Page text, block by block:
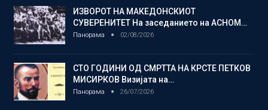
ИЗВОРОТ НА МАКЕДОНСКИОТ
СУВЕРЕНИТЕТ На заседанието на АСНОМ…
Панорама 02/08/2026
СТО ГОДИНИ ОД СМРТТА НА КРСТЕ ПЕТКОВ
МИСИРКОВ Визијата на…
Панорама 26/07/2026